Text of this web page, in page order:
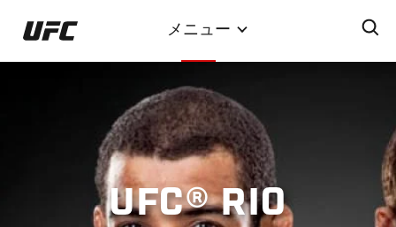
イ
ン
メニュー
UFC® RIO